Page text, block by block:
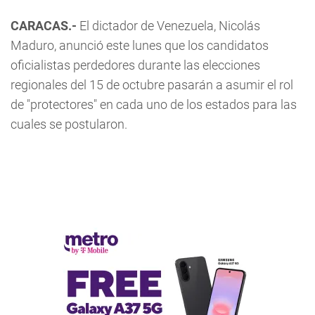
CARACAS.- El dictador de Venezuela, Nicolás
Maduro, anunció este lunes que los candidatos
oficialistas perdedores durante las elecciones
regionales del 15 de octubre pasarán a asumir el rol
de "protectores" en cada uno de los estados para las
cuales se postularon.